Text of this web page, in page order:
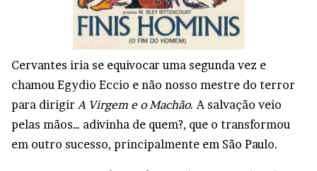
Cervantes iria se equivocar uma segunda vez e
chamou Egydio Eccio e não nosso mestre do terror
para dirigir A Virgem e o Machão. A salvação veio
pelas mãos… adivinha de quem?, que o transformou
em outro sucesso, principalmente em São Paulo.